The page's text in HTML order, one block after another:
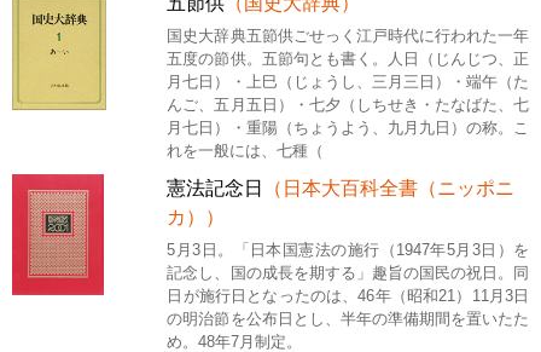
国史大辞典五節供ごせっく江戸時代に行われた一年
五度の節供。五節句とも書く。人日（じんじつ、正
月七日）・上巳（じょうし、三月三日）・端午（た
んご、五月五日）・七夕（しちせき・たなばた、七
月七日）・重陽（ちょうよう、九月九日）の称。こ
れを一般には、七種（
憲法記念日
（日本大百科全書（ニッポニ
カ））
5月3日。「日本国憲法の施行（1947年5月3日）を
記念し、国の成長を期する」趣旨の国民の祝日。同
日が施行日となったのは、46年（昭和21）11月3日
の明治節を公布日とし、半年の準備期間を置いたた
め。48年7月制定。